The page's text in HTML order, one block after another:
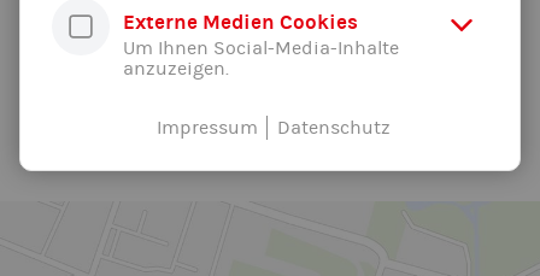
Externe Medien Cookies
Um Ihnen Social-Media-Inhalte
anzuzeigen.
Impressum Datenschutz